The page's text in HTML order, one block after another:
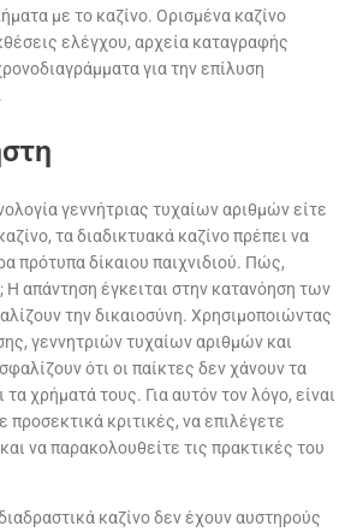
με το καζίνο. Ορισμένα καζίνο
ελέγχου, αρχεία καταγραφής
για την επίλυση
γεννήτριας τυχαίων αριθμών είτε
τα διαδικτυακά καζίνο πρέπει να
πρότυπα δίκαιου παιχνιδιού. Πώς,
Η απάντηση έγκειται στην κατανόηση των
την δικαιοσύνη. Χρησιμοποιώντας
γεννητριών τυχαίων αριθμών και
ότι οι παίκτες δεν χάνουν τα
χρήματά τους. Για αυτόν τον λόγο, είναι
προσεκτικά κριτικές, να επιλέγετε
να παρακολουθείτε τις πρακτικές του
καζίνο δεν έχουν αυστηρούς